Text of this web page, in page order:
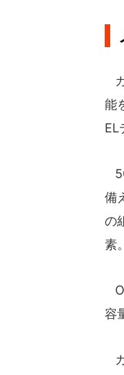
能
EL
備
の
素。
容